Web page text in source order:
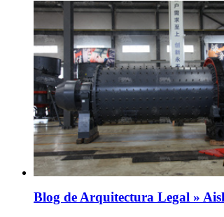
Blog de Arquitectura Legal »